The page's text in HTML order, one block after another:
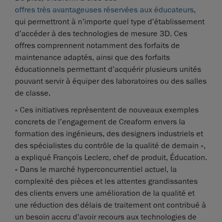
offres très avantageuses réservées aux éducateurs,
qui permettront à n’importe quel type d’établissement
d’accéder à des technologies de mesure 3D. Ces
offres comprennent notamment des forfaits de
maintenance adaptés, ainsi que des forfaits
éducationnels permettant d’acquérir plusieurs unités
pouvant servir à équiper des laboratoires ou des salles
de classe.
« Ces initiatives représentent de nouveaux exemples
concrets de l’engagement de Creaform envers la
formation des ingénieurs, des designers industriels et
des spécialistes du contrôle de la qualité de demain »,
a expliqué François Leclerc, chef de produit, Éducation.
« Dans le marché hyperconcurrentiel actuel, la
complexité des pièces et les attentes grandissantes
des clients envers une amélioration de la qualité et
une réduction des délais de traitement ont contribué à
un besoin accru d’avoir recours aux technologies de